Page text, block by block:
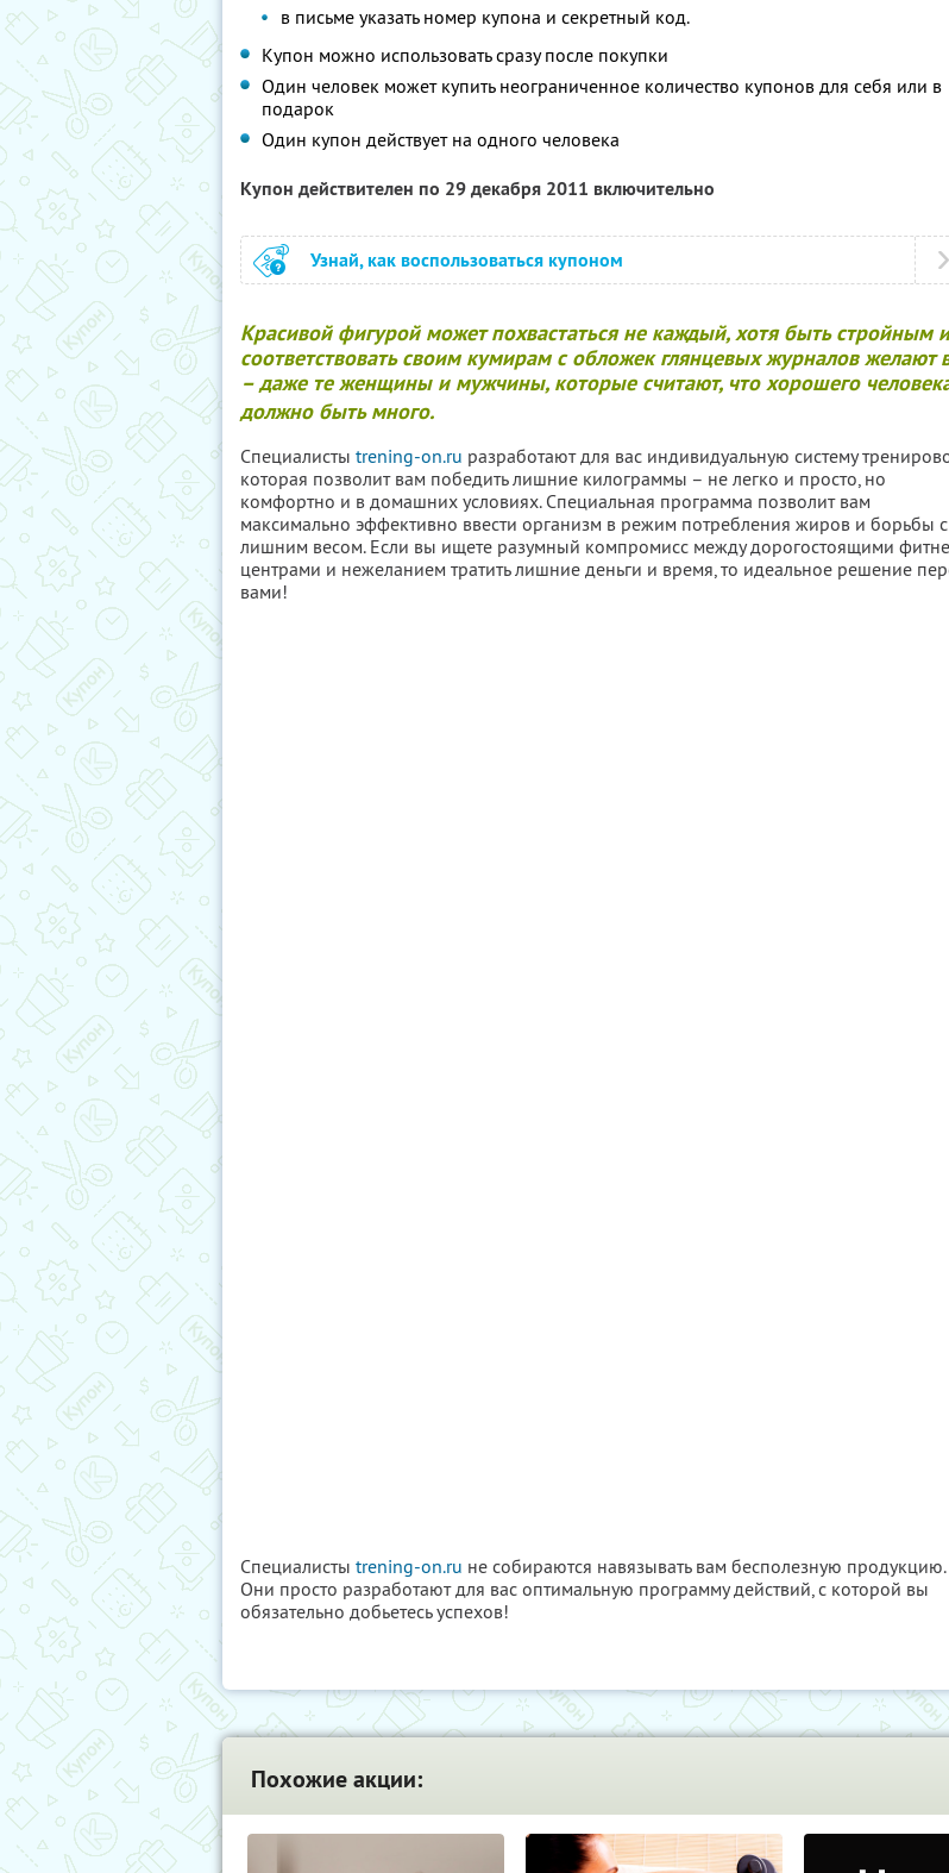
в письме указать номер купона и секретный код.
Купон можно использовать сразу после покупки
Один человек может купить неограниченное количество купонов для себя или в
подарок
Один купон действует на одного человека
Купон действителен по 29 декабря 2011 включительно
Узнай, как воспользоваться купоном
Красивой фигурой может похвастаться не каждый, хотя быть стройным и
соответствовать своим кумирам с обложек глянцевых журналов желают
– даже те женщины и мужчины, которые считают, что хорошего
должно быть много.
Специалисты trening-on.ru разработают для вас индивидуальную систему
которая позволит вам победить лишние килограммы – не легко и просто, но
комфортно и в домашних условиях. Специальная программа позволит вам
максимально эффективно ввести организм в режим потребления жиров и борьбы с
лишним весом. Если вы ищете разумный компромисс между дорогостоящими
центрами и нежеланием тратить лишние деньги и время, то идеальное решение
вами!
Специалисты trening-on.ru не собираются навязывать вам бесполезную продукцию.
Они просто разработают для вас оптимальную программу действий, с которой вы
обязательно добьетесь успехов!
Похожие акции: